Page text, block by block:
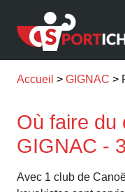
Accueil GIGNAC
Où faire du
GIGNAC -
Avec 1 club de